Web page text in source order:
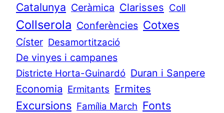
Catalunya Ceràmica Clarisses Coll
Collserola Conferències Cotxes
Císter Desamortització
De vinyes i campanes
Districte Horta-Guinardó Duran i Sanpere
Economia Ermitants Ermites
Excursions Família March Fonts